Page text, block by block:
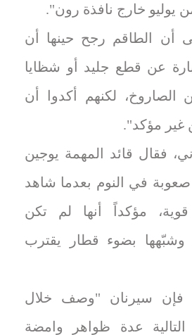
من يوليو خارج نافذة رون".
أن الطاقم رجح حينها أن
عن قطع جليد أو شظايا
لكنهم أكدوا أن
غير مؤكد".
فقال قائد المهمة يوجين
في النوم بعدما شاهد
مؤكداً أنها لم تكن
وشبّهها بضوء قطار يقترب
فإن سيرنان "وصف خلال
التالية عدة ظواهر وامضة